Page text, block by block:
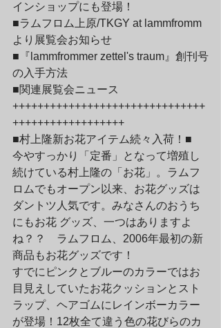
インショップにも登場！
■ラムフロム上原/TKGY at lammfromm
より展覧会お知らせ
■『lammfrommer zettel's traum』創刊号
の入手方法
■関連展覧会ニュース
+++++++++++++++++++++++++++++++
++++++++++++++++++
■村上隆新お花アイテム続々入荷！■
今やすっかり「定番」となって増殖し
続けている村上隆の「お花」。ラムフ
ロムでもオープン以来、お花グッズは
ダントツ人気です。みなさんのおうち
にもお花 グッズ、一つはありますよ
ね？？　ラムフロム、2006年最初の新
商品もお花グッズです！
すでにピンクとブルーのカラーではお
目見えしていたお花クッションとスト
ラップ、ヘアゴムにレインボーカラー
が登場！12枚全て違う色の花びらのカ